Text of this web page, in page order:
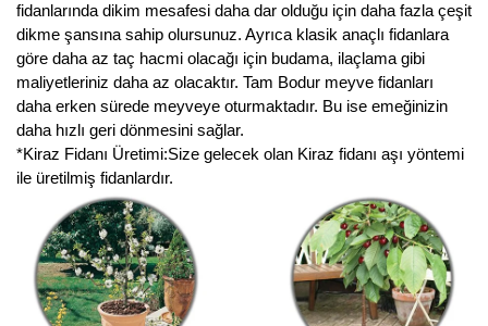
fidanlarında dikim mesafesi daha dar olduğu için daha fazla çeşit
dikme şansına sahip olursunuz. Ayrıca klasik anaçlı fidanlara
göre daha az taç hacmi olacağı için budama, ilaçlama gibi
maliyetleriniz daha az olacaktır. Tam Bodur meyve fidanları
daha erken sürede meyveye oturmaktadır. Bu ise emeğinizin
daha hızlı geri dönmesini sağlar.
*Kiraz Fidanı Üretimi:Size gelecek olan Kiraz fidanı aşı yöntemi
ile üretilmiş fidanlardır.
Pitaya Fidanı
Şeftali Fidanı
Trabzon Hurması Fidanı
Üzüm Fidanı
Vişne Fidanı
Yaban Mersini Fidanı
Zeytin Fidanı